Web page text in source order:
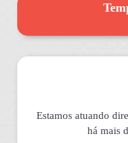
Estamos atuando
há mais